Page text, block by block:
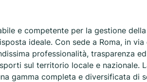
e competente per la gestione
ideale. Con sede a Roma, in
professionalità, trasparenza
sul territorio locale e nazionale.
gamma completa e diversificata di